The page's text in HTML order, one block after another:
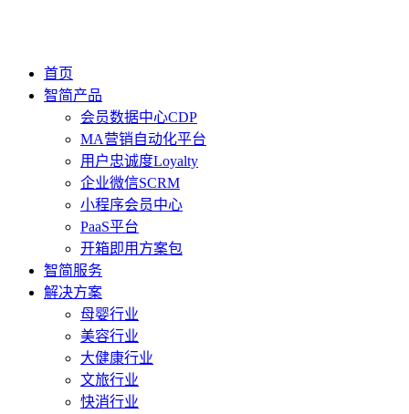
首页
智简产品
会员数据中心CDP
MA营销自动化平台
用户忠诚度Loyalty
企业微信SCRM
小程序会员中心
PaaS平台
开箱即用方案包
智简服务
解决方案
母婴行业
美容行业
大健康行业
文旅行业
快消行业